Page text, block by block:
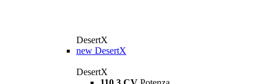
DesertX
new DesertX
DesertX